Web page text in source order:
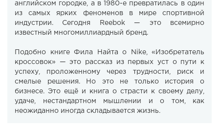
английском городке, а в 1980-е превратилась в один
из самых ярких феноменов в мире спортивной
индустрии. Сегодня Reebok — это всемирно
известный многомиллиардный бренд.
Подобно книге Фила Найта о Nike, «Изобретатель
кроссовок» — это рассказ из первых уст о пути к
успеху, проложенному через трудности, риск и
смелые решения. Но это не только история о
бизнесе. Это ещё и книга о страсти к своему делу,
удаче, нестандартном мышлении и о том, как
неожиданно иногда складывается жизнь.